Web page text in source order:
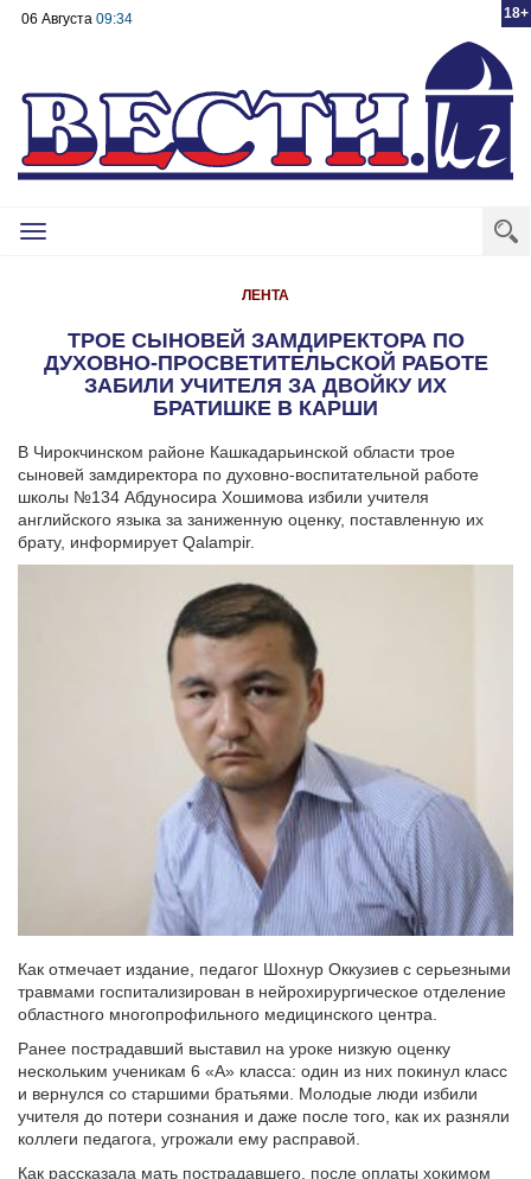
18+
06 Августа 09:34
Toggle
ЛЕНТА
ТРОЕ СЫНОВЕЙ ЗАМДИРЕКТОРА ПО
ДУХОВНО-ПРОСВЕТИТЕЛЬСКОЙ РАБОТЕ
ЗАБИЛИ УЧИТЕЛЯ ЗА ДВОЙКУ ИХ
БРАТИШКЕ В КАРШИ
В Чирокчинском районе Кашкадарьинской области трое
сыновей замдиректора по духовно-воспитательной работе
школы №134 Абдуносира Хошимова избили учителя
английского языка за заниженную оценку, поставленную их
брату, информирует Qalampir.
Как отмечает издание, педагог Шохнур Оккузиев с серьезными
травмами госпитализирован в нейрохирургическое отделение
областного многопрофильного медицинского центра.
Ранее пострадавший выставил на уроке низкую оценку
нескольким ученикам 6 «А» класса: один из них покинул класс
и вернулся со старшими братьями. Молодые люди избили
учителя до потери сознания и даже после того, как их разняли
коллеги педагога, угрожали ему расправой.
Как рассказала мать пострадавшего, после оплаты хокимом